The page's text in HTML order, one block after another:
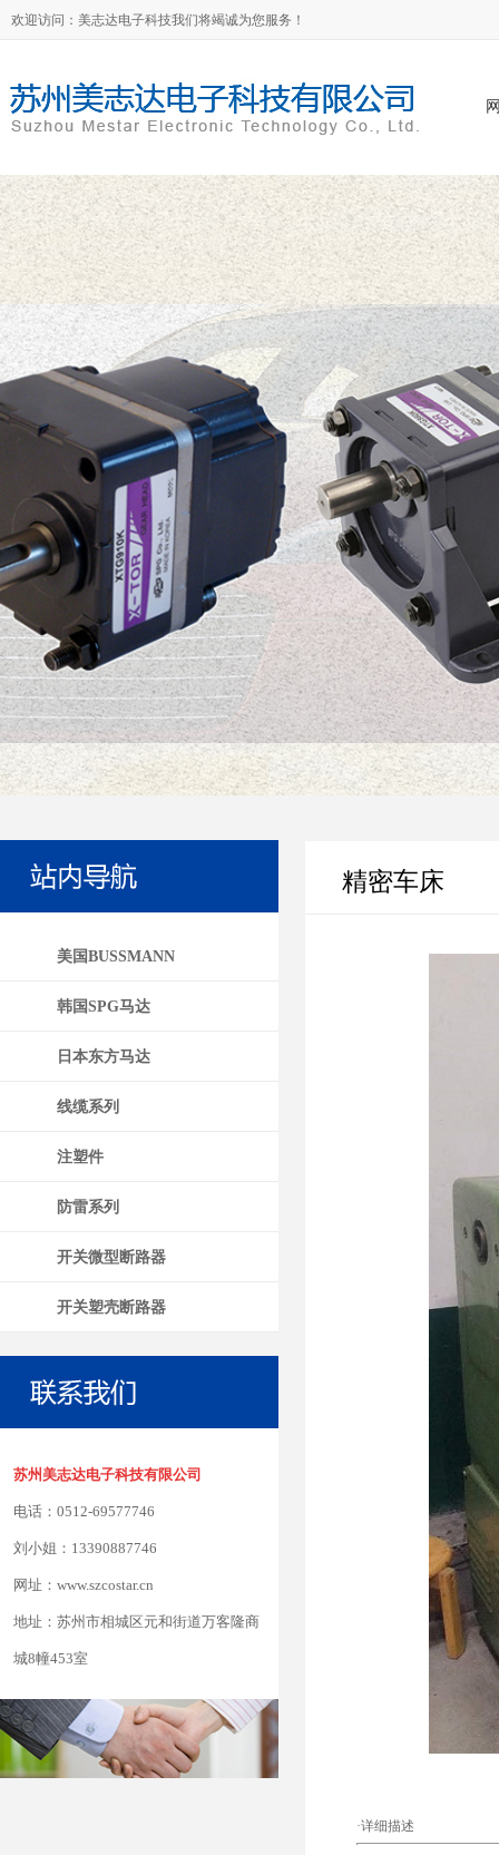
欢迎访问：美志达电子科技我们将竭诚为您服务！
美国BUSSMANN
韩国SPG马达
日本东方马达
线缆系列
注塑件
防雷系列
开关微型断路器
开关塑壳断路器
苏州美志达电子科技有限公司
电话：0512-69577746
刘小姐：13390887746
网址：www.szcostar.cn
地址：苏州市相城区元和街道万客隆商
城8幢453室
精密车床
·详细描述